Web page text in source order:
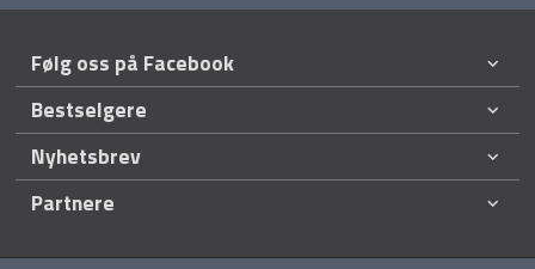
Følg oss på Facebook
Bestselgere
Nyhetsbrev
Partnere